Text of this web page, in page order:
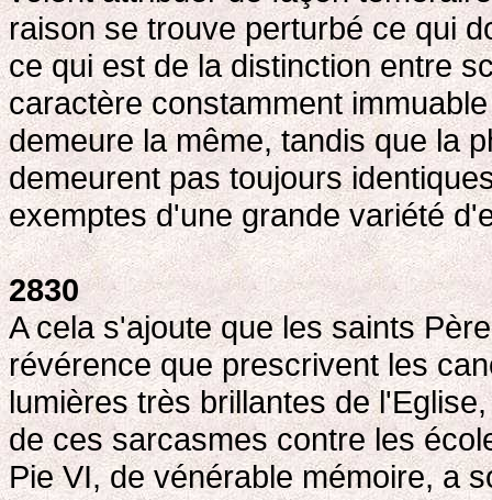
raison se trouve perturbé ce qui
ce qui est de la distinction entre
caractère constamment
demeure la même, tandis que la
demeurent pas toujours
exemptes d'une grande variété
2830
A cela s'ajoute que les saints
révérence que prescrivent les
lumières très brillantes de
de ces sarcasmes contre les
Pie VI, de vénérable mémoire, a